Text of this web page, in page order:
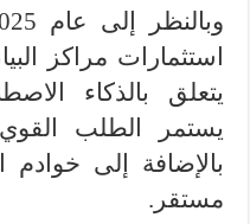
استثمارات مراكز
يتعلق بالذكاء
يستمر الطلب القوي
بالإضافة إلى
مستقر.